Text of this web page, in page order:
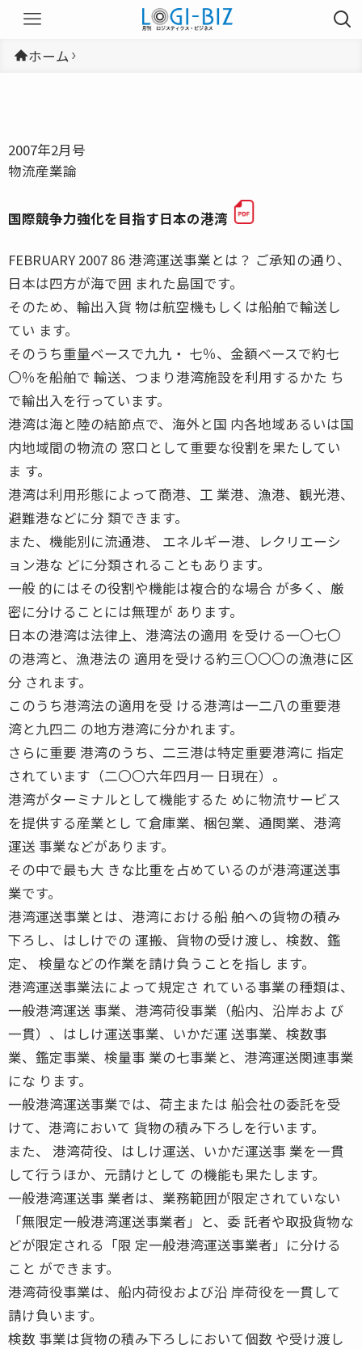
ホーム
2007年2月号
物流産業論
国際競争力強化を目指す日本の港湾
FEBRUARY 2007 86 港湾運送事業とは？ ご承知の通り、
日本は四方が海で囲 まれた島国です。
そのため、輸出入貨 物は航空機もしくは船舶で輸送し
てい ます。
そのうち重量ベースで九九・ 七％、金額ベースで約七
〇％を船舶で 輸送、つまり港湾施設を利用するかた ち
で輸出入を行っています。
港湾は海と陸の結節点で、海外と国 内各地域あるいは国
内地域間の物流の 窓口として重要な役割を果たしてい
ま す。
港湾は利用形態によって商港、工 業港、漁港、観光港、
避難港などに分 類できます。
また、機能別に流通港、 エネルギー港、レクリエーシ
ョン港な どに分類されることもあります。
一般 的にはその役割や機能は複合的な場合 が多く、厳
密に分けることには無理が あります。
日本の港湾は法律上、港湾法の適用 を受ける一〇七〇
の港湾と、漁港法の 適用を受ける約三〇〇〇の漁港に区
分 されます。
このうち港湾法の適用を受 ける港湾は一二八の重要港
湾と九四二 の地方港湾に分かれます。
さらに重要 港湾のうち、二三港は特定重要港湾に 指定
されています（二〇〇六年四月一 日現在）。
港湾がターミナルとして機能するた めに物流サービス
を提供する産業とし て倉庫業、梱包業、通関業、港湾
運送 事業などがあります。
その中で最も大 きな比重を占めているのが港湾運送事
業です。
港湾運送事業とは、港湾における船 舶への貨物の積み
下ろし、はしけでの 運搬、貨物の受け渡し、検数、鑑
定、 検量などの作業を請け負うことを指し ます。
港湾運送事業法によって規定さ れている事業の種類は、
一般港湾運送 事業、港湾荷役事業（船内、沿岸およ び
一貫）、はしけ運送事業、いかだ運 送事業、検数事
業、鑑定事業、検量事 業の七事業と、港湾運送関連事業
にな ります。
一般港湾運送事業では、荷主または 船会社の委託を受
けて、港湾において 貨物の積み下ろしを行います。
また、 港湾荷役、はしけ運送、いかだ運送事 業を一貫
して行うほか、元請けとして の機能も果たします。
一般港湾運送事 業者は、業務範囲が限定されていない
「無限定一般港湾運送事業者」と、委 託者や取扱貨物な
どが限定される「限 定一般港湾運送事業者」に分ける
こと ができます。
港湾荷役事業は、船内荷役および沿 岸荷役を一貫して
請け負います。
検数 事業は貨物の積み下ろしにおいて個数 や受け渡し